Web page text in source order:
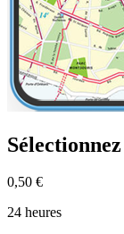
Sélectionnez
0,50 €
24 heures